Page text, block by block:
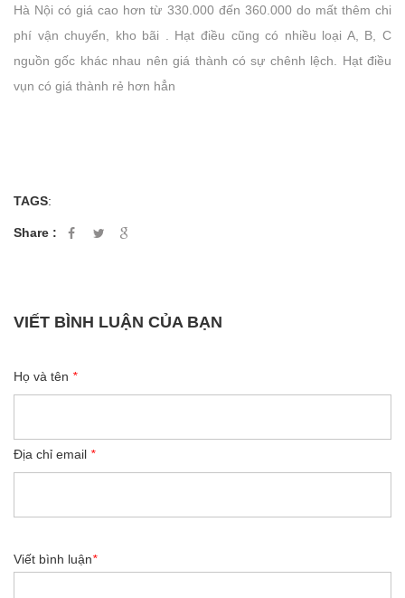
Hà Nội có giá cao hơn từ 330.000 đến 360.000 do mất thêm chi
phí vận chuyển, kho bãi . Hạt điều cũng có nhiều loại A, B, C
nguồn gốc khác nhau nên giá thành có sự chênh lệch. Hạt điều
vụn có giá thành rẻ hơn hẳn
TAGS:
Share :
VIẾT BÌNH LUẬN CỦA BẠN
Họ và tên *
Địa chỉ email *
Viết bình luận*